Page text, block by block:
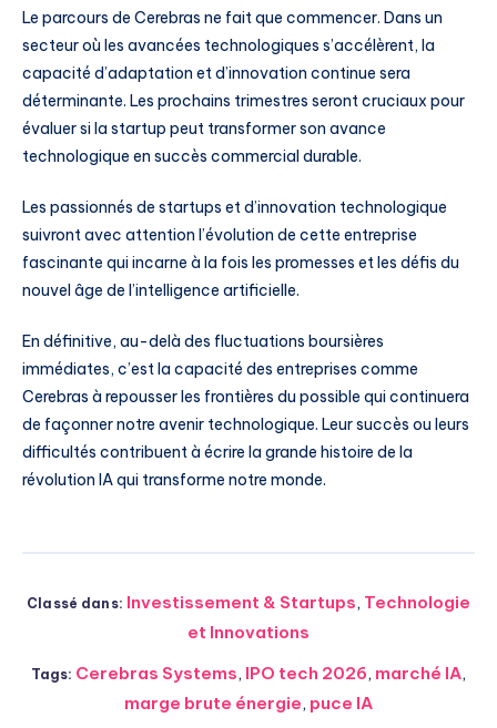
Le parcours de Cerebras ne fait que commencer. Dans un
secteur où les avancées technologiques s’accélèrent, la
capacité d’adaptation et d’innovation continue sera
déterminante. Les prochains trimestres seront cruciaux pour
évaluer si la startup peut transformer son avance
technologique en succès commercial durable.
Les passionnés de startups et d’innovation technologique
suivront avec attention l’évolution de cette entreprise
fascinante qui incarne à la fois les promesses et les défis du
nouvel âge de l’intelligence artificielle.
En définitive, au-delà des fluctuations boursières
immédiates, c’est la capacité des entreprises comme
Cerebras à repousser les frontières du possible qui continuera
de façonner notre avenir technologique. Leur succès ou leurs
difficultés contribuent à écrire la grande histoire de la
révolution IA qui transforme notre monde.
Classé dans: Investissement & Startups, Technologie
et Innovations
Tags: Cerebras Systems, IPO tech 2026, marché IA,
marge brute énergie, puce IA